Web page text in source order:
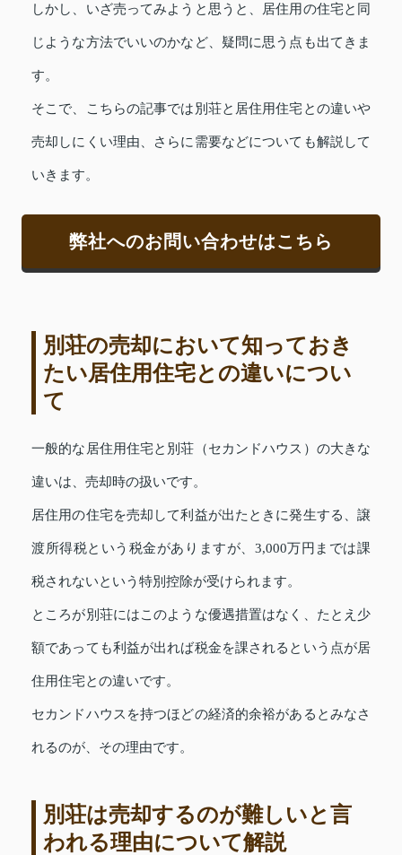
しかし、いざ売ってみようと思うと、居住用の住宅と同
じような方法でいいのかなど、疑問に思う点も出てきま
す。
そこで、こちらの記事では別荘と居住用住宅との違いや
売却しにくい理由、さらに需要などについても解説して
いきます。
弊社へのお問い合わせはこちら
別荘の売却において知っておき
たい居住用住宅との違いについ
て
一般的な居住用住宅と別荘（セカンドハウス）の大きな
違いは、売却時の扱いです。
居住用の住宅を売却して利益が出たときに発生する、譲
渡所得税という税金がありますが、3,000万円までは課
税されないという特別控除が受けられます。
ところが別荘にはこのような優遇措置はなく、たとえ少
額であっても利益が出れば税金を課されるという点が居
住用住宅との違いです。
セカンドハウスを持つほどの経済的余裕があるとみなさ
れるのが、その理由です。
別荘は売却するのが難しいと言
われる理由について解説